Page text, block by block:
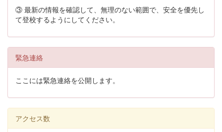
③ 最新の情報を確認して、無理のない範囲で、安全を優先し
て登校するようにしてください。
緊急連絡
ここには緊急連絡を公開します。
アクセス数